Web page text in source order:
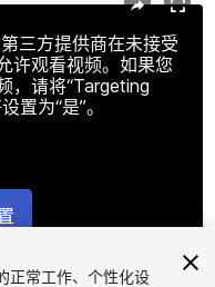
三方提供商在未接受
许观看视频。如果您
，请将“Targeting
置为“是”。
正常工作、个性化设